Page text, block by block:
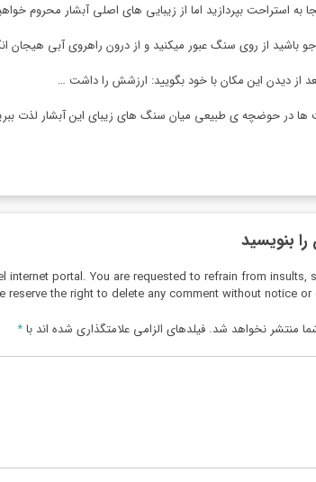
به استراحت بپردازید اما از زیبایی های اصلی آبشار محروم
باشید از روی سنگ عبور میکنید و از درون راهروی آبی هیجان
از دیدن این مکان با خود بگویید: ارزشش را داشت …
ها در حوضچه ی طبیعی میان سنگ های زیبای این آبشار لذت
بنویسید
portal. You are requested to refrain from insults,
reserve the right to delete any comment without notice or
منتشر نخواهد شد. فیلدهای الزامی علامتگذاری شده اند با*